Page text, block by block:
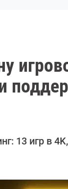
13 игр в